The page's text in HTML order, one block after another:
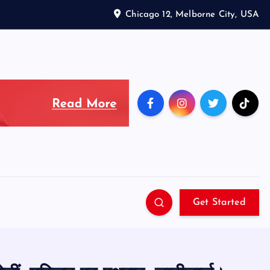
Chicago 12, Melborne City, USA
Get Started